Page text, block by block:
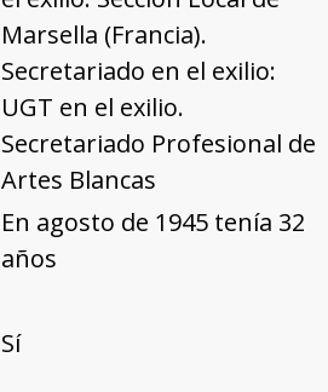
Marsella (Francia).
Secretariado en el exilio:
UGT en el exilio.
Secretariado Profesional de
Artes Blancas
En agosto de 1945 tenía 32
años
Sí